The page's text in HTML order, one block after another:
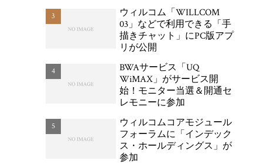
WX04K」が登場
ウィルコム「WILLCOM
03」などで利用できる「手
描きチャット」にPC版アプ
リが公開
BWAサービス「UQ
WiMAX」がサービス開
始！モニター当選＆開通セ
レモニーに参加
ウィルコムコアモジュール
フォーラムに「インデック
ス・ホールディングス」が
参加